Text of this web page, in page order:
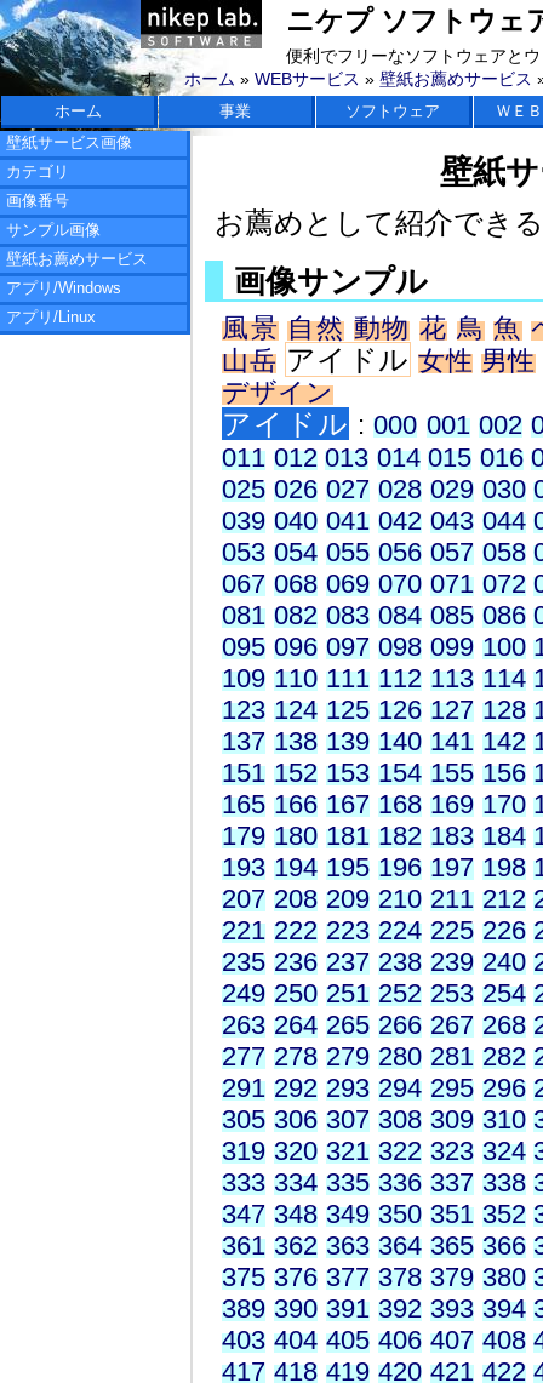
ニケプ ソフトウェ
便利でフリーなソフトウェアと
す。 ホーム »WEBサービス »壁紙お薦めサービス
ホーム 事業 ソフトウェア
ＷＥ
壁紙サービス画像
カテゴリ
画像番号
サンプル画像
壁紙お薦めサービス
アプリ/Windows
アプリ/Linux
壁紙
お薦めとして紹介でき
画像サンプル
風景 自然 動物 花 鳥 魚
山岳 アイドル 女性 男性
デザイン
アイドル :000 001 002
011 012 013 014 015 016
025 026 027 028 029 030
039 040 041 042 043 044
053 054 055 056 057 058
067 068 069 070 071 072
081 082 083 084 085 086
095 096 097 098 099 100
109 110 111 112 113 114
123 124 125 126 127 128
137 138 139 140 141 142
151 152 153 154 155 156
165 166 167 168 169 170
179 180 181 182 183 184
193 194 195 196 197 198
207 208 209 210 211 212
221 222 223 224 225 226
235 236 237 238 239 240
249 250 251 252 253 254
263 264 265 266 267 268
277 278 279 280 281 282
291 292 293 294 295 296
305 306 307 308 309 310
319 320 321 322 323 324
333 334 335 336 337 338
347 348 349 350 351 352
361 362 363 364 365 366
375 376 377 378 379 380
389 390 391 392 393 394
403 404 405 406 407 408
417 418 419 420 421 422